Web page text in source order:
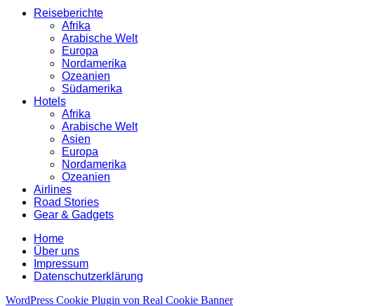
Reiseberichte
Afrika
Arabische Welt
Europa
Nordamerika
Ozeanien
Südamerika
Hotels
Afrika
Arabische Welt
Asien
Europa
Nordamerika
Ozeanien
Airlines
Road Stories
Gear & Gadgets
Home
Über uns
Impressum
Datenschutzerklärung
WordPress Cookie Plugin von Real Cookie Banner